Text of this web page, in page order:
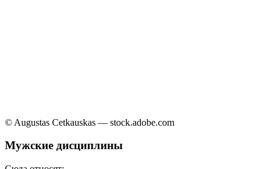
© Augustas Cetkauskas — stock.adobe.com
Мужские дисциплины